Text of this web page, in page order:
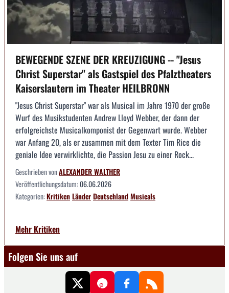
BEWEGENDE SZENE DER KREUZIGUNG -- "Jesus
Christ Superstar" als Gastspiel des Pfalztheaters
Kaiserslautern im Theater HEILBRONN
"Jesus Christ Superstar" war als Musical im Jahre 1970 der große
Wurf des Musikstudenten Andrew Lloyd Webber, der dann der
erfolgreichste Musicalkomponist der Gegenwart wurde. Webber
war Anfang 20, als er zusammen mit dem Texter Tim Rice die
geniale Idee verwirklichte, die Passion Jesu zu einer Rock...
Geschrieben vonALEXANDER WALTHER
Veröffentlichungsdatum:06.06.2026
Kategorien:KritikenLänderDeutschlandMusicals
Mehr Kritiken
Folgen Sie uns auf